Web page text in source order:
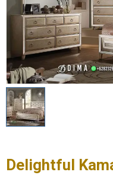
Delightful